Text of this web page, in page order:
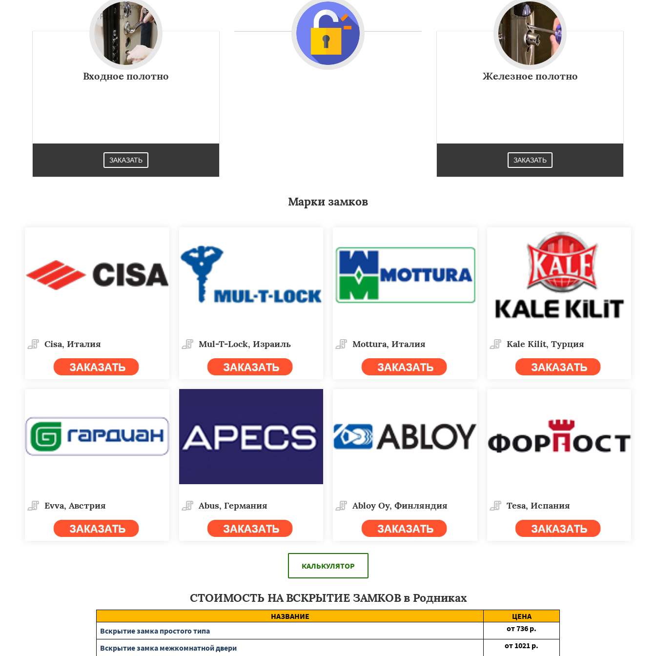
Входное полотно
ЗАКАЗАТЬ
Железное полотно
ЗАКАЗАТЬ
Марки замков
Cisa, Италия Mul-T-Lock, Израиль Mottura, Италия Kale Kilit, Турция
Evva, Австрия Abus, Германия Abloy Oy, Финляндия Tesa, Испания
КАЛЬКУЛЯТОР
СТОИМОСТЬ НА ВСКРЫТИЕ ЗАМКОВ в Родниках
НАЗВАНИЕ
ЦЕНА
Вскрытие замка простого типа
от736 р.
Вскрытие замка межкомнатной двери
от 1021 р.